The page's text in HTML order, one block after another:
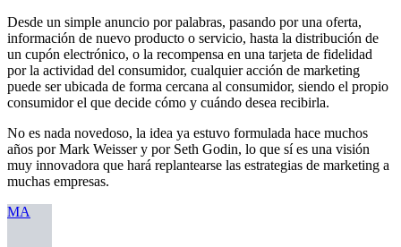
Desde un simple anuncio por palabras, pasando por una oferta,
información de nuevo producto o servicio, hasta la distribución de
un cupón electrónico, o la recompensa en una tarjeta de fidelidad
por la actividad del consumidor, cualquier acción de marketing
puede ser ubicada de forma cercana al consumidor, siendo el propio
consumidor el que decide cómo y cuándo desea recibirla.
No es nada novedoso, la idea ya estuvo formulada hace muchos
años por Mark Weisser y por Seth Godin, lo que sí es una visión
muy innovadora que hará replantearse las estrategias de marketing a
muchas empresas.
MA